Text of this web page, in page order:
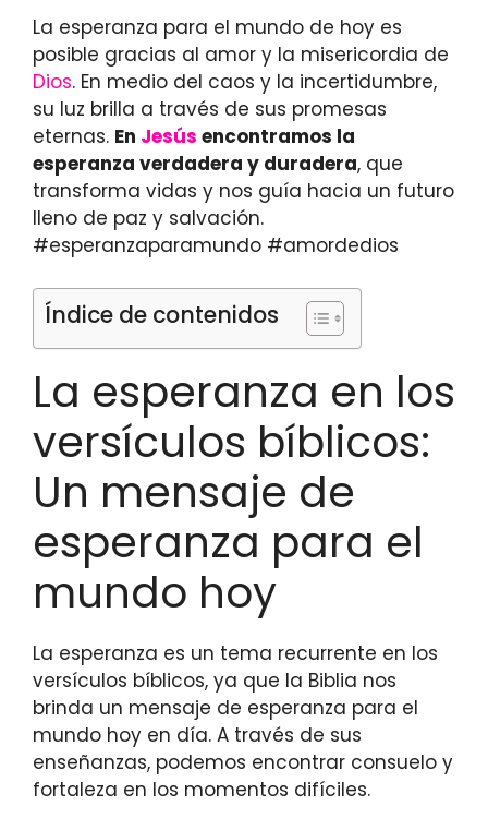
La esperanza para el mundo de hoy es
posible gracias al amor y la misericordia de
Dios. En medio del caos y la incertidumbre,
su luz brilla a través de sus promesas
eternas. En Jesús encontramos la
esperanza verdadera y duradera, que
transforma vidas y nos guía hacia un futuro
lleno de paz y salvación.
#esperanzaparamundo #amordedios
Índice de contenidos
La esperanza en los
versículos bíblicos:
Un mensaje de
esperanza para el
mundo hoy
La esperanza es un tema recurrente en los
versículos bíblicos, ya que la Biblia nos
brinda un mensaje de esperanza para el
mundo hoy en día. A través de sus
enseñanzas, podemos encontrar consuelo y
fortaleza en los momentos difíciles.